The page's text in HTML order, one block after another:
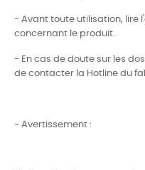
- Avant toute utilisation, lire
concernant le produit.
- En cas de doute sur les
de contacter la Hotline du
- Avertissement :